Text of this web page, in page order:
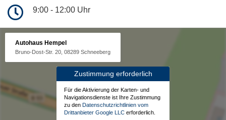
9:00 - 12:00 Uhr
Autohaus Hempel
Bruno-Dost-Str. 20, 08289 Schneeberg
Zustimmung erforderlich
Für die Aktivierung der Karten- und
Navigationsdienste ist Ihre Zustimmung
zu den Datenschutzrichtlinien vom
Drittanbieter Google LLC erforderlich.